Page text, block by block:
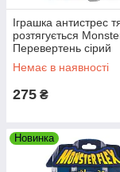
Іграшка антистрес
розтягується
Перевертень сірий
Немає в наявності
275 ₴
Новинка